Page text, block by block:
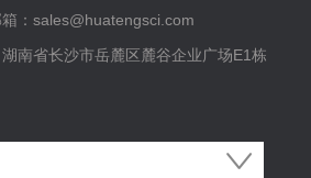
：sales@huatengsci.com
南省长沙市岳麓区麓谷企业广场E1栋